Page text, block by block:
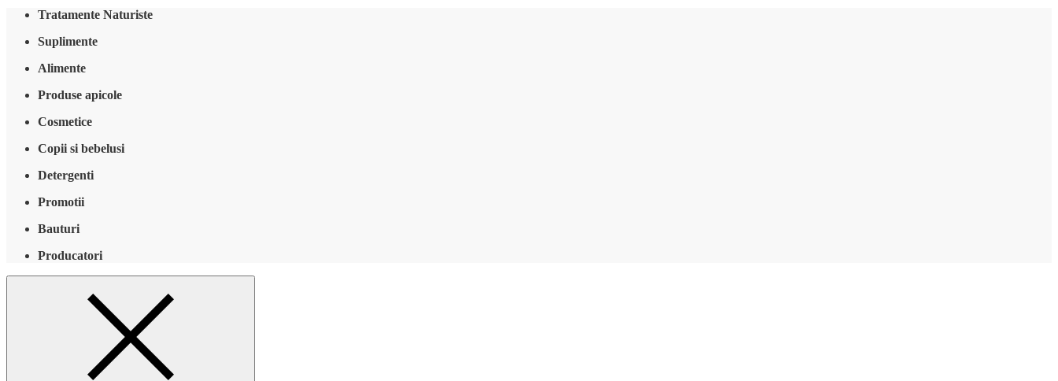
Tratamente Naturiste
Suplimente
Alimente
Produse apicole
Cosmetice
Copii si bebelusi
Detergenti
Promotii
Bauturi
Producatori